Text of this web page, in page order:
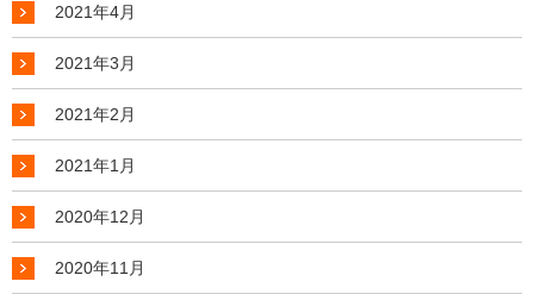
2021年4月
2021年3月
2021年2月
2021年1月
2020年12月
2020年11月